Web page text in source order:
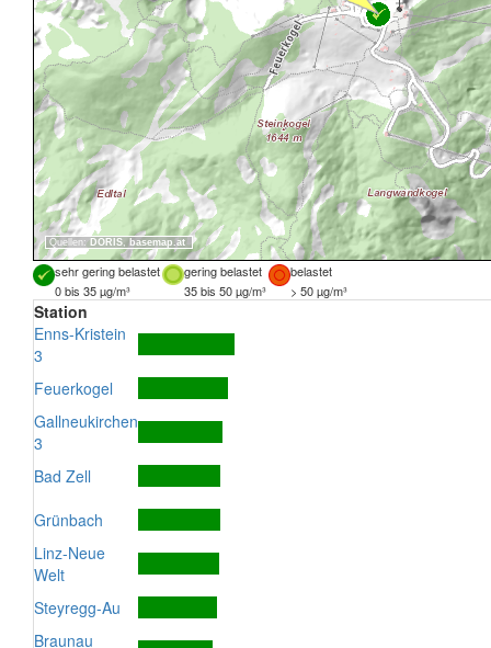
Quellen: DORIS, basemap.at
sehr gering belastet gering belastet
belastet
0 bis 35 µg/m³
35 bis 50 µg/m³ > 50 µg/m³
Station
Enns-Kristein
3
Feuerkogel
Gallneukirchen
3
Bad Zell
Grünbach
Linz-Neue
Welt
Steyregg-Au
Braunau